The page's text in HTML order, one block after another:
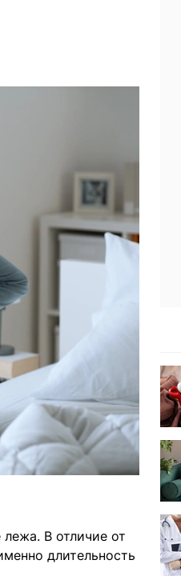
В отличие от
длительность